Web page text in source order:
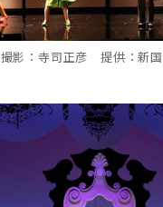
撮影：寺司正彦 提供：新